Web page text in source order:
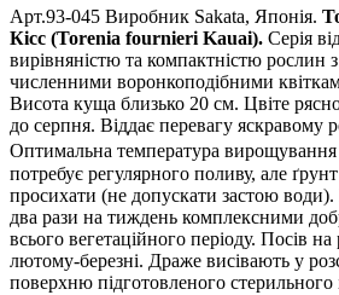
Арт.93-045 Виробник Sakata, Японія.
Кісс (Torenia fournieri Kauai). Серія
вирівняністю та компактністю
численними воронкоподібними
Висота куща близько 20 см. Цвіте
до серпня. Віддає перевагу яскравому
Оптимальна температура вирощування
потребує регулярного поливу, але
просихати (не допускати застою
два рази на тиждень комплексними
всього вегетаційного періоду. Посів
лютому-березні. Драже висівають у
поверхню підготовленого стерильного